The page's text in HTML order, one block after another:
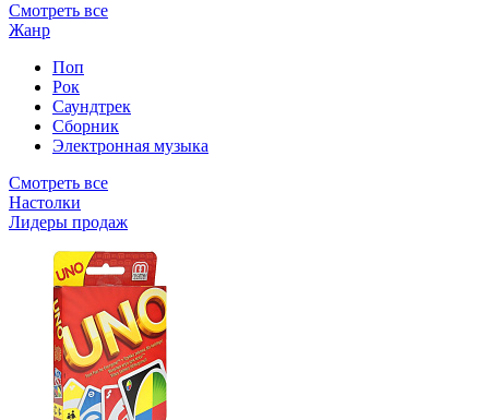
Смотреть все
Жанр
Поп
Рок
Саундтрек
Сборник
Электронная музыка
Смотреть все
Настолки
Лидеры продаж